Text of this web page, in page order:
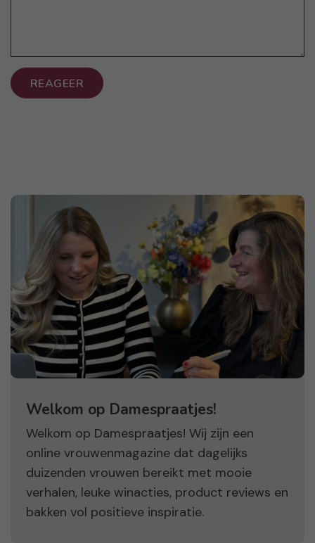
REAGEER
Welkom op Damespraatjes!
Welkom op Damespraatjes! Wij zijn een
online vrouwenmagazine dat dagelijks
duizenden vrouwen bereikt met mooie
verhalen, leuke winacties, product reviews en
bakken vol positieve inspiratie.